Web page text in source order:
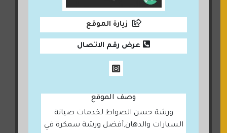
زيارة الموقع
عرض رقم الاتصال
وصف الموقع
ورشة حسن الصواط لخدمات صيانة
السيارات والدهان,أفضل ورشة سمكرة في